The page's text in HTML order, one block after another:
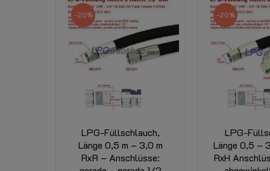
Portokosten:
Bedingung Neu
-20%
LPG-Füllschlauch,
Länge 0,5 m – 3,0 m
RxR – Anschlüsse:
-20%
LPG-
Länge 0,5 –
RxH